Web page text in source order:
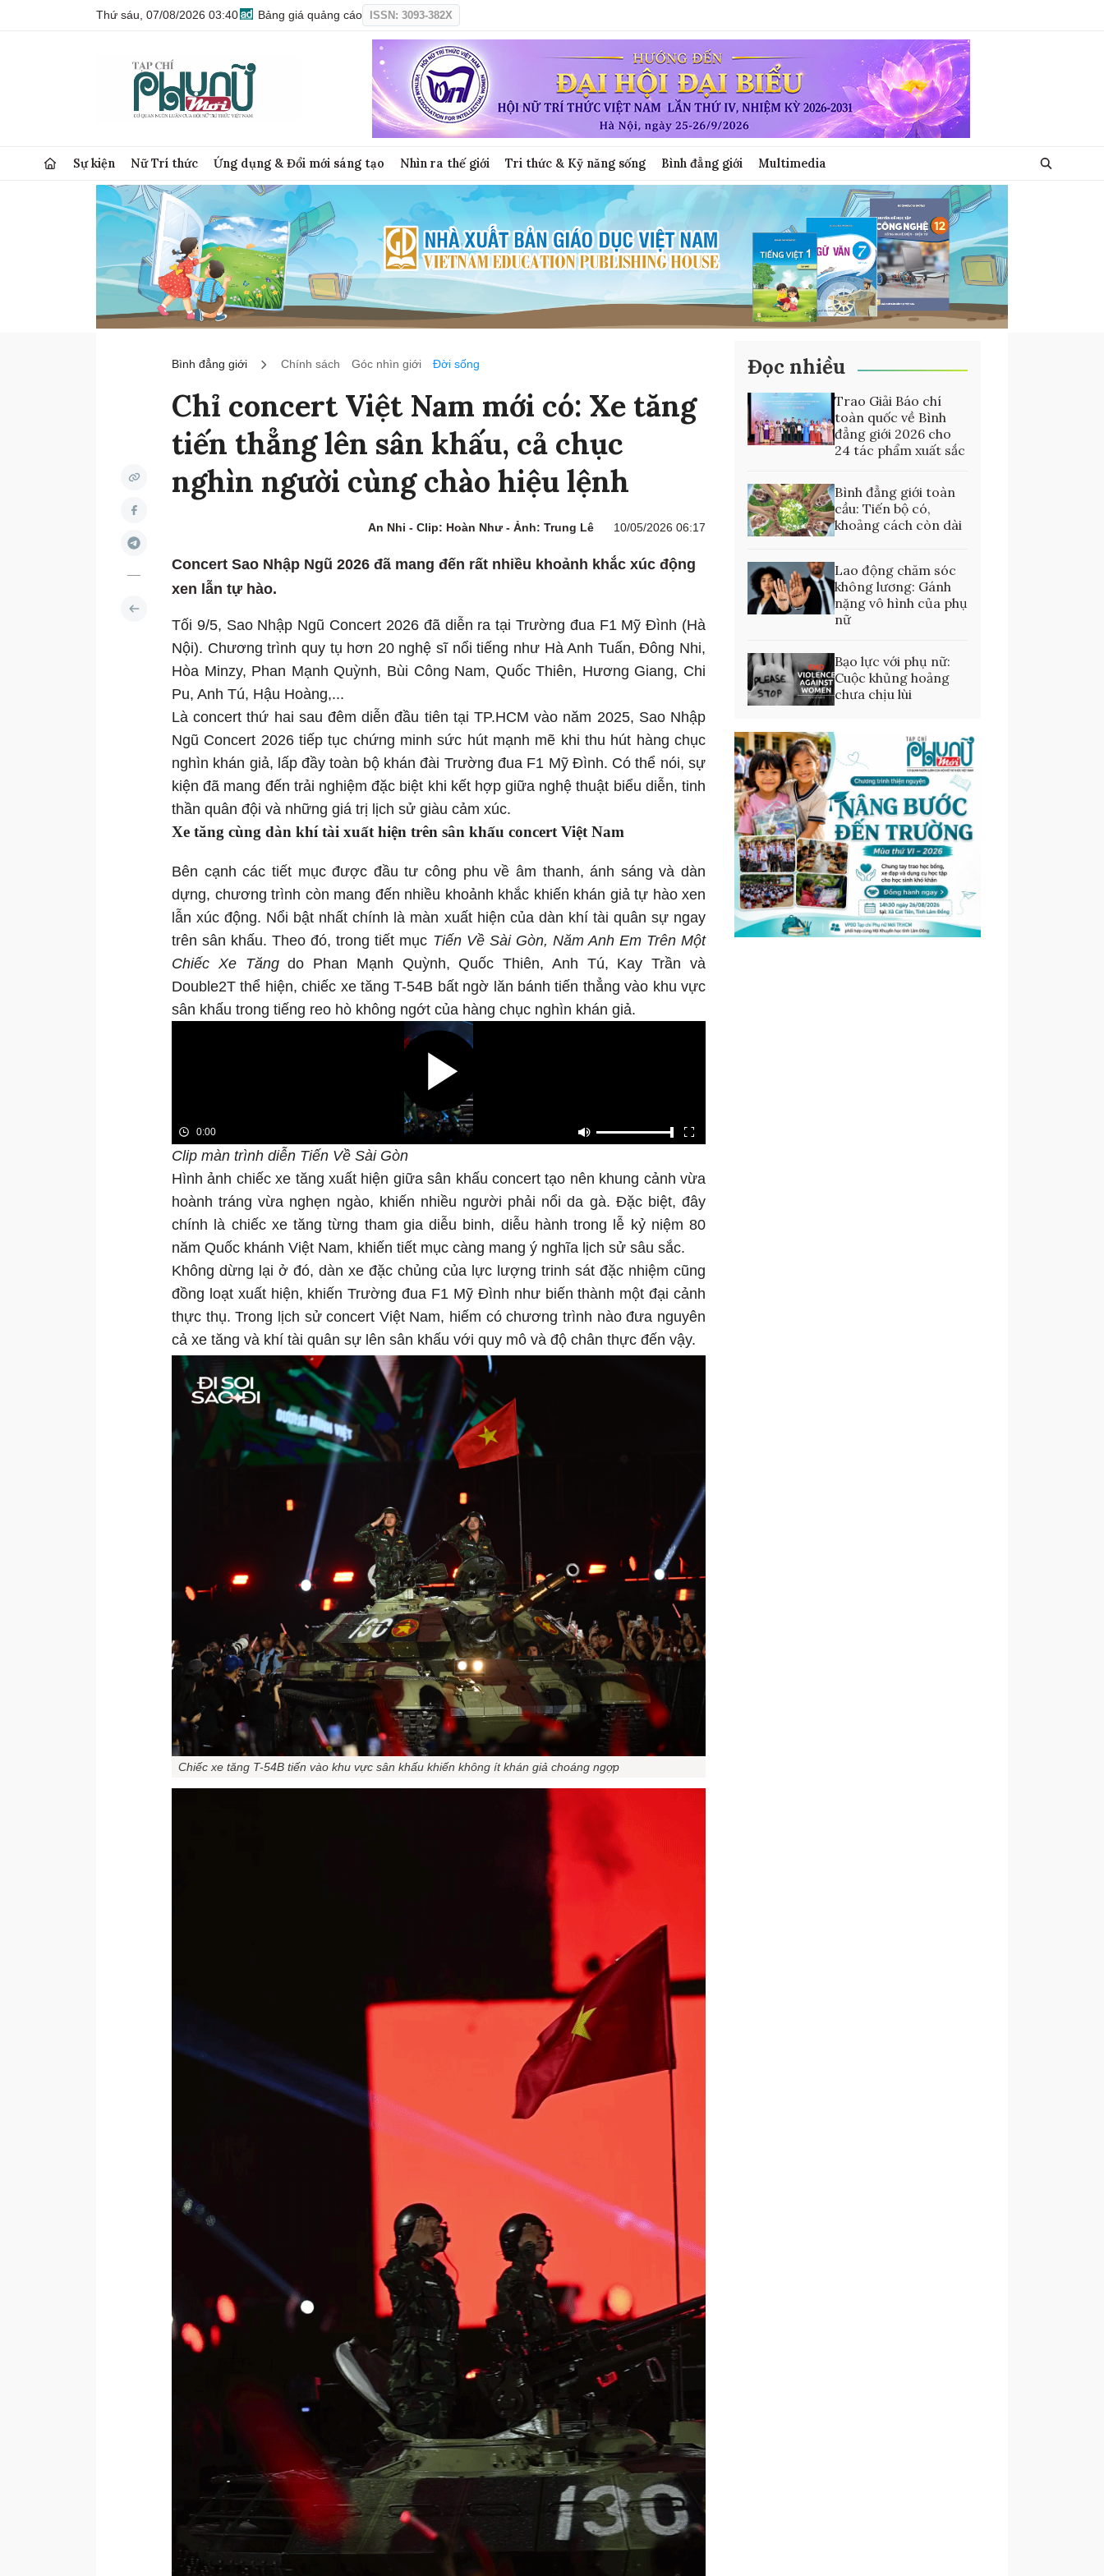
Thứ sáu, 07/08/2026 03:40 Bảng giá quảng cáo ISSN: 3093-382X
Sự kiện Nữ Trí thức Ứng dụng & Đổi mới sáng tạo Nhìn ra thế giới Tri thức & Kỹ năng sống Bình đẳng giới Multimedia
Bình đẳng giới Chính sách Góc nhìn giới Đời sống
Chỉ concert Việt Nam mới có: Xe tăng
tiến thẳng lên sân khấu, cả chục
nghìn người cùng chào hiệu lệnh
An Nhi - Clip: Hoàn Như - Ảnh: Trung Lê 10/05/2026 06:17
Concert Sao Nhập Ngũ 2026 đã mang đến rất nhiều khoảnh khắc xúc động
xen lẫn tự hào.
Tối 9/5, Sao Nhập Ngũ Concert 2026 đã diễn ra tại Trường đua F1 Mỹ Đình (Hà
Nội). Chương trình quy tụ hơn 20 nghệ sĩ nổi tiếng như Hà Anh Tuấn, Đông Nhi,
Hòa Minzy, Phan Mạnh Quỳnh, Bùi Công Nam, Quốc Thiên, Hương Giang, Chi
Pu, Anh Tú, Hậu Hoàng,...
Là concert thứ hai sau đêm diễn đầu tiên tại TP.HCM vào năm 2025, Sao Nhập
Ngũ Concert 2026 tiếp tục chứng minh sức hút mạnh mẽ khi thu hút hàng chục
nghìn khán giả, lấp đầy toàn bộ khán đài Trường đua F1 Mỹ Đình. Có thể nói, sự
kiện đã mang đến trải nghiệm đặc biệt khi kết hợp giữa nghệ thuật biểu diễn, tinh
thần quân đội và những giá trị lịch sử giàu cảm xúc.
Xe tăng cùng dàn khí tài xuất hiện trên sân khấu concert Việt Nam
Bên cạnh các tiết mục được đầu tư công phu về âm thanh, ánh sáng và dàn
dựng, chương trình còn mang đến nhiều khoảnh khắc khiến khán giả tự hào xen
lẫn xúc động. Nổi bật nhất chính là màn xuất hiện của dàn khí tài quân sự ngay
trên sân khấu. Theo đó, trong tiết mục Tiến Về Sài Gòn, Năm Anh Em Trên Một
Chiếc Xe Tăngdo Phan Mạnh Quỳnh, Quốc Thiên, Anh Tú, Kay Trần và
Double2T thể hiện, chiếc xe tăng T-54B bất ngờ lăn bánh tiến thẳng vào khu vực
sân khấu trong tiếng reo hò không ngớt của hàng chục nghìn khán giả.
Clip màn trình diễn Tiến Về Sài Gòn
Hình ảnh chiếc xe tăng xuất hiện giữa sân khấu concert tạo nên khung cảnh vừa
hoành tráng vừa nghẹn ngào, khiến nhiều người phải nổi da gà. Đặc biệt, đây
chính là chiếc xe tăng từng tham gia diễu binh, diễu hành trong lễ kỷ niệm 80
năm Quốc khánh Việt Nam, khiến tiết mục càng mang ý nghĩa lịch sử sâu sắc.
Không dừng lại ở đó, dàn xe đặc chủng của lực lượng trinh sát đặc nhiệm cũng
đồng loạt xuất hiện, khiến Trường đua F1 Mỹ Đình như biến thành một đại cảnh
thực thụ. Trong lịch sử concert Việt Nam, hiếm có chương trình nào đưa nguyên
cả xe tăng và khí tài quân sự lên sân khấu với quy mô và độ chân thực đến vậy.
Chiếc xe tăng T-54B tiến vào khu vực sân khấu khiến không ít khán giả choáng ngợp
Đọc nhiều
Trao Giải Báo chí
toàn quốc về Bình
đẳng giới 2026 cho
24 tác phẩm xuất sắc
Bình đẳng giới toàn
cầu: Tiến bộ có,
khoảng cách còn dài
Lao động chăm sóc
không lương: Gánh
nặng vô hình của phụ
nữ
Bạo lực với phụ nữ:
Cuộc khủng hoảng
chưa chịu lùi